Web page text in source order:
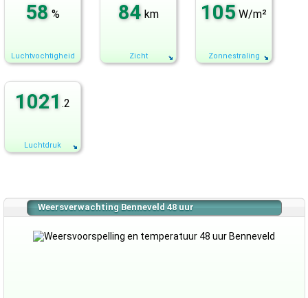
58 %
Luchtvochtigheid
84 km
Zicht
105 W/m²
Zonnestraling
1021 .2
Luchtdruk
Weersverwachting Benneveld 48 uur